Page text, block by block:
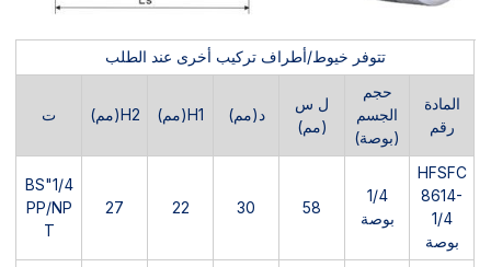
تتوفر خيوط/أطراف تركيب أخرى عند الطلب
المادة
رقم
حجم
الجسم
(بوصة)
ل س
(مم)
د(مم) H1(مم) H2(مم) ت
HFSFC
8614-
1/4
بوصة
1/4
بوصة
58
30
22
27
1/4"BS
PP/NP
T